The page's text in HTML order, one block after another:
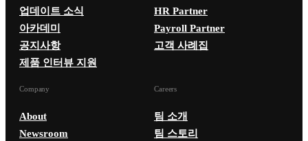
업데이트 소식
아카데미
공지사항
제품 인터뷰 지원
HR Partner
Payroll Partner
고객 사례집
Company
About
Newsroom
Careers
팀 소개
팀 스토리